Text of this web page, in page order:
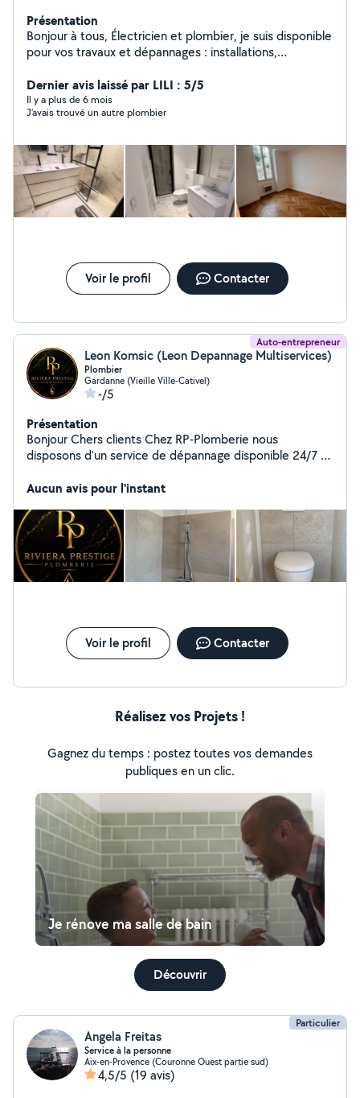
Présentation
Bonjour à tous, Électricien et plombier, je suis disponible
pour vos travaux et dépannages : installations,
électriques, etc. Travail sérieux et soigné, avec des
tarifs raisonnables. N'hésitez pas à me contacter pour
plus d'infos ou un devis ! À bientôt, Adrien
Dernier avis laissé par LILI : 5/5
Il y a plus de 6 mois
J’avais trouvé un autre plombier
Voir le profil Contacter
Auto-entrepreneur
Leon Komsic (Leon Depannage Multiservices)
Plombier
Gardanne (Vieille Ville-Cativel)
-/5
Présentation
Bonjour Chers clients Chez RP-Plomberie nous
disposons d'un service de dépannage disponible 24/7 (
nos quotidiens) En tant que créateurs de salle de bains
privée pour un devis rapide et gratuit Pour voir nos
dernières réalisations veuillez jeter un oeil sur notre
Instagram: RPPlomberie A très bientôt
Aucun avis pour l'instant
Voir le profil Contacter
Réalisez vos Projets !
Gagnez du temps : postez toutes vos demandes
publiques en un clic.
Je rénove ma salle de bain
Découvrir
Particulier
Angela Freitas
Service à la personne
Aix-en-Provence (Couronne Ouest partie sud)
4,5/5 (19 avis)